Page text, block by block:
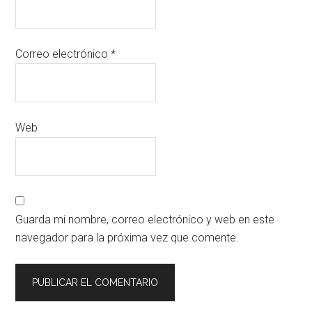
Correo electrónico*
Web
Guarda mi nombre, correo electrónico y web en este
navegador para la próxima vez que comente.